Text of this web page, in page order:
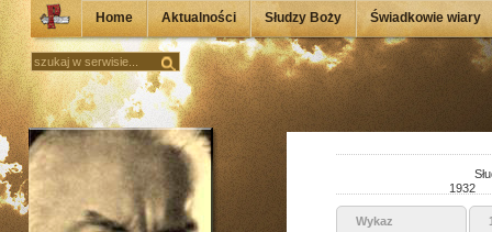
Home Aktualności Słudzy Boży Świadkowie wiary
1932
Wykaz